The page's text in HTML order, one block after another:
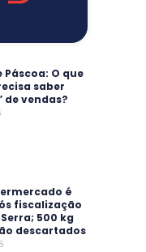
Páscoa: O que
saber
de vendas?
é
fiscalização
500 kg
descartados